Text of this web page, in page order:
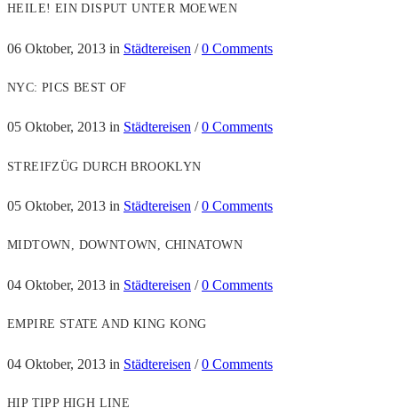
HEILE! EIN DISPUT UNTER MOEWEN
06 Oktober, 2013 in Städtereisen /0 Comments
NYC: PICS BEST OF
05 Oktober, 2013 in Städtereisen /0 Comments
STREIFZÜG DURCH BROOKLYN
05 Oktober, 2013 in Städtereisen /0 Comments
MIDTOWN, DOWNTOWN, CHINATOWN
04 Oktober, 2013 in Städtereisen /0 Comments
EMPIRE STATE AND KING KONG
04 Oktober, 2013 in Städtereisen /0 Comments
HIP TIPP HIGH LINE